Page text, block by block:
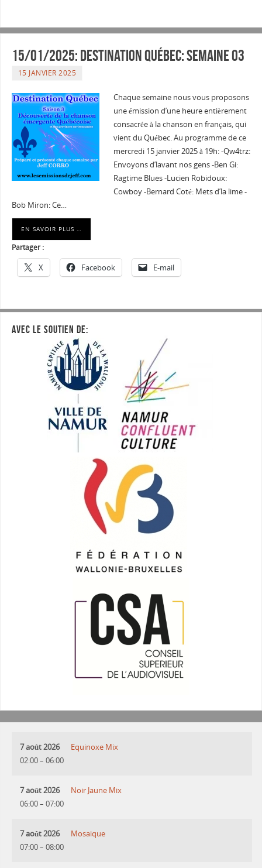
15/01/2025: Destination Québec: semaine 03
15 JANVIER 2025
Chaque semaine nous vous proposons
une émission d’une heure entièrement
consacrée à la chanson en français, qui
vient du Québec. Au programme de ce
mercredi 15 janvier 2025 à 19h: -Qw4trz:
Envoyons d’lavant nos gens -Ben Gi:
Ragtime Blues -Lucien Robidoux:
Cowboy -Bernard Coté: Mets d’la lime -
Bob Miron: Ce…
EN SAVOIR PLUS …
Partager :
X Facebook E-mail
AVEC LE SOUTIEN DE:
7 août 2026
02:00– 06:00
Equinoxe Mix
7 août 2026
06:00– 07:00
Noir Jaune Mix
7 août 2026
07:00– 08:00
Mosaique